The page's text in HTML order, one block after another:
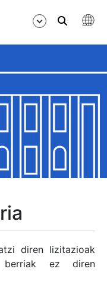
diren lizitazioak
ez diren